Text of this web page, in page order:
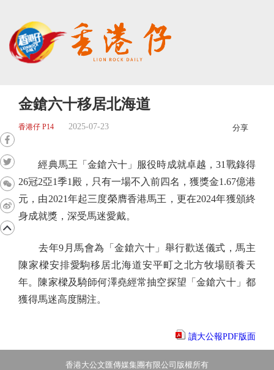
金鎗六十移居北海道
香港仔 P14 2025-07-23 分享
經典馬王「金鎗六十」服役時成就卓越，31戰錄得
26冠2亞1季1殿，只有一場不入前四名，獲獎金1.67億港
元，由2021年起三度榮膺香港馬王，更在2024年獲頒終
身成就獎，深受馬迷愛戴。
去年9月馬會為「金鎗六十」舉行歡送儀式，馬主
陳家樑安排愛駒移居北海道安平町之北方牧場頤養天
年。陳家樑及騎師何澤堯經常抽空探望「金鎗六十」都
獲得馬迷高度關注。
讀大公報PDF版面
香港大公文匯傳媒集團有限公司版權所有